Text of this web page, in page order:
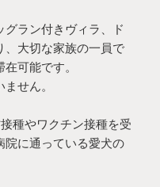
グラン付きヴィラ、ド
、大切な家族の一員で
可能です。
せん。
種やワクチン接種を受
院に通っている愛犬の